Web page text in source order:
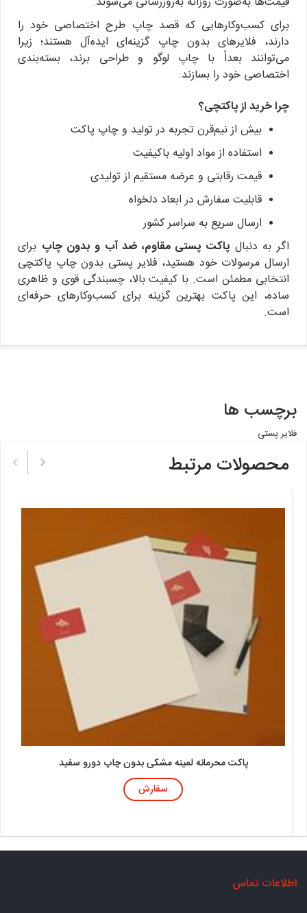
برای کسب‌وکارهایی که قصد چاپ طرح اختصاصی خود را
دارند، فلایرهای بدون چاپ گزینه‌ای ایده‌آل هستند؛ زیرا
می‌توانند بعداً با چاپ لوگو و طراحی برند، بسته‌بندی
اختصاصی خود را بسازند.
چرا خرید از پاکتچی؟
بیش از نیم‌قرن تجربه در تولید و چاپ پاکت
استفاده از مواد اولیه باکیفیت
قیمت رقابتی و عرضه مستقیم از تولیدی
قابلیت سفارش در ابعاد دلخواه
ارسال سریع به سراسر کشور
اگر به دنبال پاکت پستی مقاوم، ضد آب و بدون چاپ برای
ارسال مرسولات خود هستید، فلایر پستی بدون چاپ پاکتچی
انتخابی مطمئن است. با کیفیت بالا، چسبندگی قوی و ظاهری
ساده، این پاکت بهترین گزینه برای کسب‌وکارهای حرفه‌ای
است.
برچسب ها
فلایر پستی
محصولات مرتبط
پاکت محرمانه لمینه مشکی بدون چاپ دورو سفید
سفارش
اطلاعات تماس